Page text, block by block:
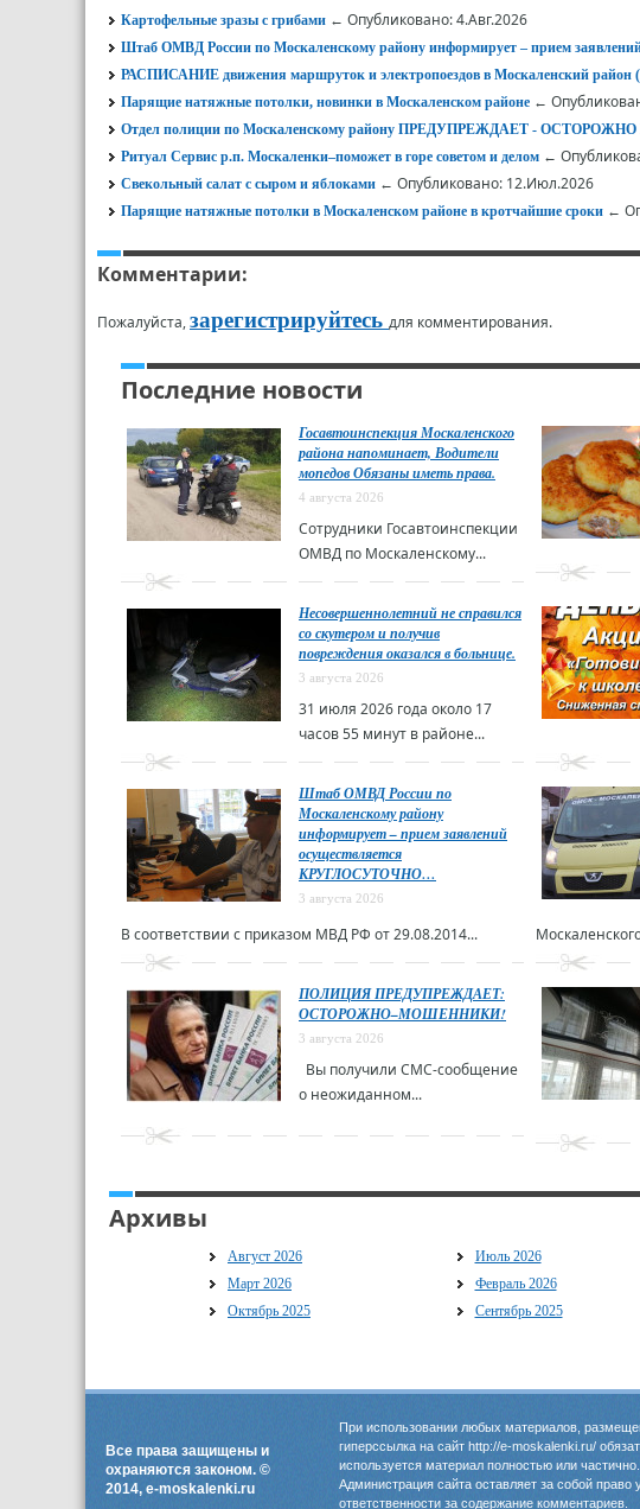
Картофельные зразы с грибами ← Опубликовано: 4.Авг.2026
Штаб ОМВД России по Москаленскому району информирует – прием
РАСПИСАНИЕ движения маршруток и электропоездов в Москаленский район
Парящие натяжные потолки, новинки в Москаленском районе ←
Отдел полиции по Москаленскому району ПРЕДУПРЕЖДАЕТ -
Ритуал Сервис р.п. Москаленки‒поможет в горе советом и делом ←
Свекольный салат с сыром и яблоками ← Опубликовано: 12.Июл.2026
Парящие натяжные потолки в Москаленском районе в кротчайшие сроки ←
Комментарии:
Пожалуйста,зарегистрируйтесь для комментирования.
Последние новости
Госавтоинспекция Москаленского
района напоминает, Водители
мопедов Обязаны иметь права.
4 августа 2026
Сотрудники Госавтоинспекции
ОМВД по Москаленскому...
Несовершеннолетний не справился
со скутером и получив
повреждения оказался в больнице.
3 августа 2026
31 июля 2026 года около 17
часов 55 минут в районе...
Штаб ОМВД России по
Москаленскому району
информирует – прием заявлений
осуществляется
КРУГЛОСУТОЧНО…
3 августа 2026
В соответствии с приказом МВД РФ от 29.08.2014...
ПОЛИЦИЯ ПРЕДУПРЕЖДАЕТ:
ОСТОРОЖНО–МОШЕННИКИ!
3 августа 2026
Вы получили СМС-сообщение
о неожиданном...
Архивы
Август 2026 Июль 2026
Март 2026
Февраль 2026
Октябрь 2025
Сентябрь 2025
Все права защищены и
охраняются законом. ©
2014, e-moskalenki.ru
При использовании любых материалов,
гиперссылка на сайт http://e-moskalenki.ru/
используется материал полностью или частично.
Администрация сайта оставляет за собой
ответственности за содержание комментариев.